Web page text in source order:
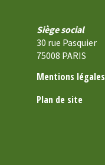
Siège social
30 rue Pasquier
75008 PARIS
Mentions légales
Plan de site